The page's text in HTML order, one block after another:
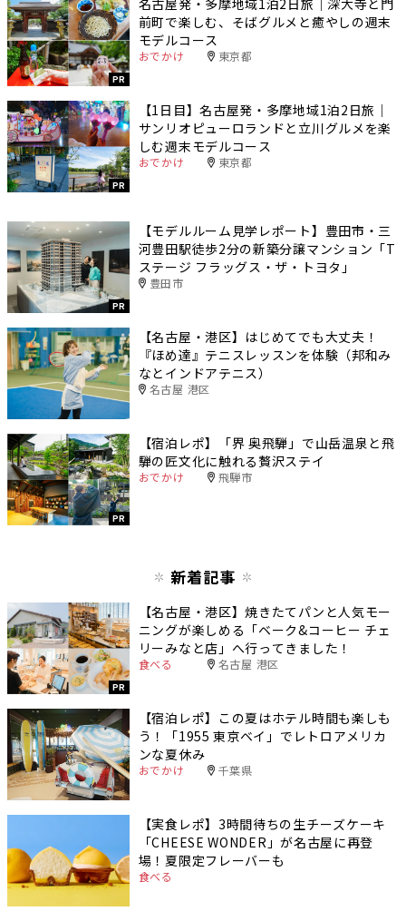
PR
前町で楽しむ、そばグルメと癒やしの週末
モデルコース
おでかけ 東京都
PR
【1日目】名古屋発・多摩地域1泊2日旅｜
サンリオピューロランドと立川グルメを楽
しむ週末モデルコース
おでかけ 東京都
PR
【モデルルーム見学レポート】豊田市・三
河豊田駅徒歩2分の新築分譲マンション「T
ステージ フラッグス・ザ・トヨタ」
豊田市
【名古屋・港区】はじめてでも大丈夫！
『ほめ達』テニスレッスンを体験（邦和み
なとインドアテニス）
名古屋 港区
PR
【宿泊レポ】「界 奥飛騨」で山岳温泉と飛
騨の匠文化に触れる贅沢ステイ
おでかけ 飛騨市
新着記事
PR
【名古屋・港区】焼きたてパンと人気モー
ニングが楽しめる「ベーク&コーヒー チェ
リーみなと店」へ行ってきました！
食べる 名古屋 港区
【宿泊レポ】この夏はホテル時間も楽しも
う！「1955 東京ベイ」でレトロアメリカ
ンな夏休み
おでかけ 千葉県
【実食レポ】3時間待ちの生チーズケーキ
「CHEESE WONDER」が名古屋に再登
場！夏限定フレーバーも
食べる